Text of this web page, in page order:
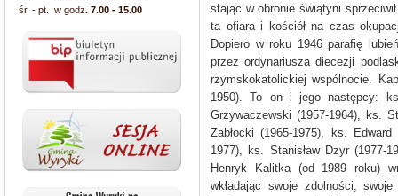
śr. - pt. w godz. 7.00 - 15.00
stając w obronie świątyni
ta ofiara i kościół na czas
Dopiero w roku 1946 parafię
przez ordynariusza diecezji
rzymskokatolickiej wspólnocie.
1950). To on i jego następcy:
Grzywaczewski (1957-1964), ks.
Zabłocki (1965-1975), ks.
1977), ks. Stanisław Dzyr (1977-
Henryk Kalitka (od 1989 roku)
wkładając swoje zdolności,